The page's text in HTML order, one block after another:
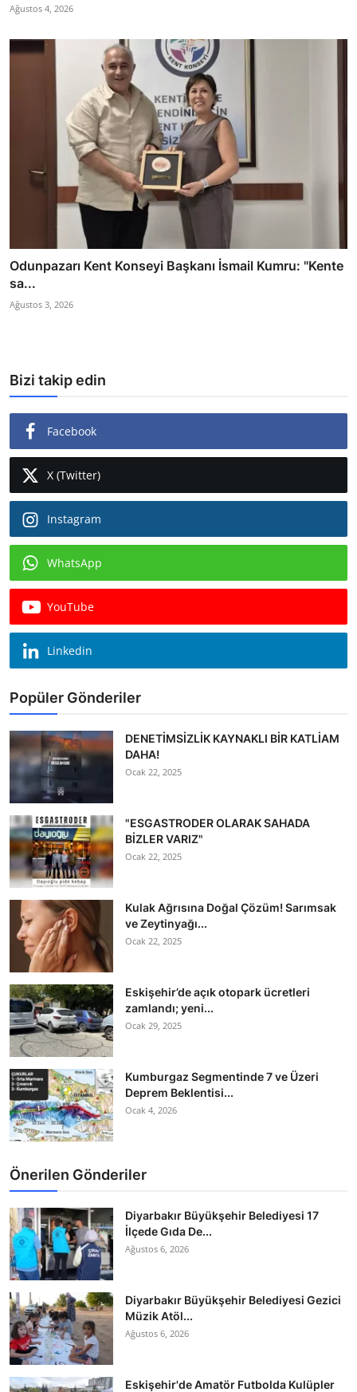
Ağustos 4, 2026
Odunpazarı Kent Konseyi Başkanı İsmail Kumru: "Kente
sa...
Ağustos 3, 2026
Bizi takip edin
Facebook
X (Twitter)
Instagram
WhatsApp
YouTube
Linkedin
Popüler Gönderiler
DENETİMSİZLİK KAYNAKLI BİR KATLİAM
DAHA!
Ocak 22, 2025
"ESGASTRODER OLARAK SAHADA
BİZLER VARIZ"
Ocak 22, 2025
Kulak Ağrısına Doğal Çözüm! Sarımsak
ve Zeytinyağı...
Ocak 22, 2025
Eskişehir’de açık otopark ücretleri
zamlandı; yeni...
Ocak 29, 2025
Kumburgaz Segmentinde 7 ve Üzeri
Deprem Beklentisi...
Ocak 4, 2026
Önerilen Gönderiler
Diyarbakır Büyükşehir Belediyesi 17
İlçede Gıda De...
Ağustos 6, 2026
Diyarbakır Büyükşehir Belediyesi Gezici
Müzik Atöl...
Ağustos 6, 2026
Eskişehir'de Amatör Futbolda Kulüpler